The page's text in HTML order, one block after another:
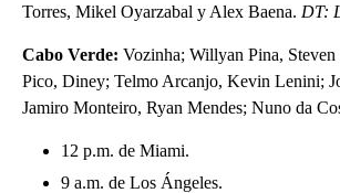
Torres, Mikel Oyarzabal y Alex Baena. DT:
Cabo Verde: Vozinha; Willyan Pina, Steven
Pico, Diney; Telmo Arcanjo, Kevin Lenini;
Jamiro Monteiro, Ryan Mendes; Nuno da
12 p.m. de Miami.
9 a.m. de Los Ángeles.